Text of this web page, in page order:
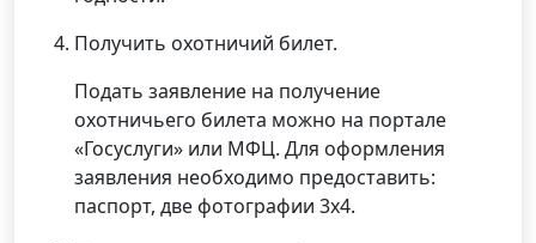
Получить охотничий билет.
Подать заявление на получение
охотничьего билета можно на портале
«Госуслуги» или МФЦ. Для оформления
заявления необходимо предоставить:
паспорт, две фотографии 3х4.